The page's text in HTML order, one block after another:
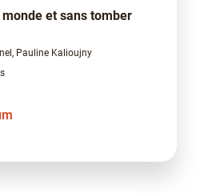
et sans tomber
Pauline Kalioujny